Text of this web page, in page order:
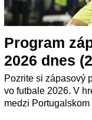
Program
2026 dnes
Pozrite si zápasový
vo futbale 2026. V
medzi